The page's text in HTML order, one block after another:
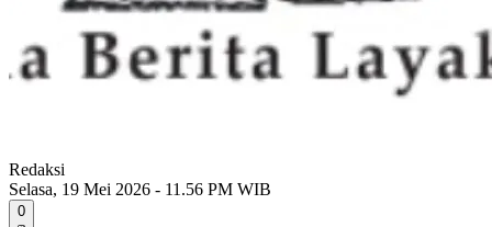
Redaksi
Selasa, 19 Mei 2026 - 11.56 PM WIB
0